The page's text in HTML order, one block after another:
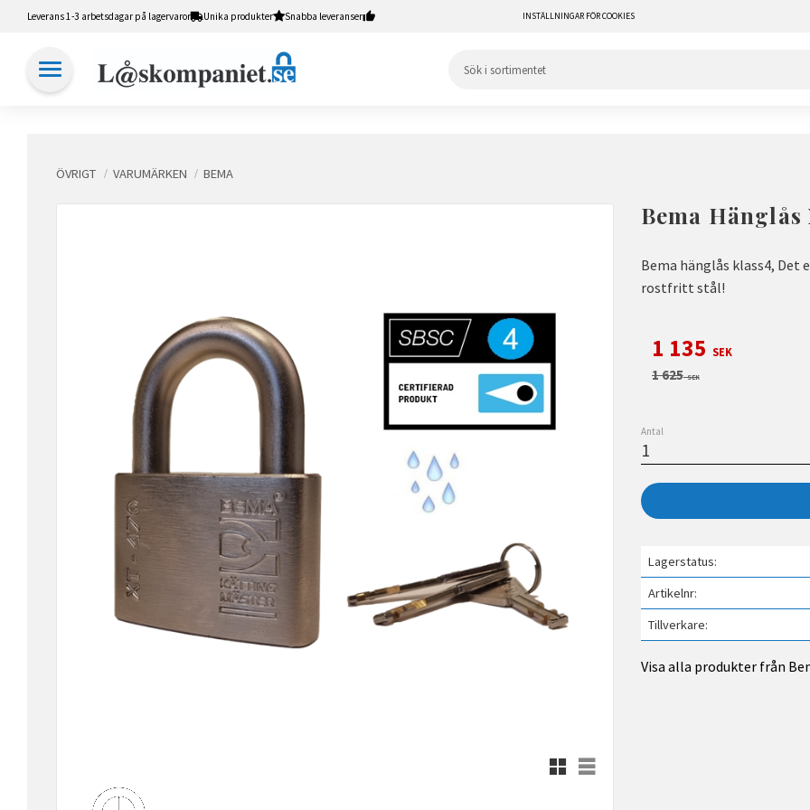
Leverans 1-3 arbetsdagar på lagervaror Unika produkter Snabba leveranser INSTÄLLNINGAR FÖR COOKIES
ÖVRIGT VARUMÄRKEN BEMA
Bema
Bema hänglås klass4, Det
rostfritt stål!
Rutnätsvy
Listvy
Nedsatt pris:
1 135 SEK
Ordinarie pris:
1 625SEK
Antal
Lagerstatus
Artikelnr
Tillverkare
Visa alla produkter från